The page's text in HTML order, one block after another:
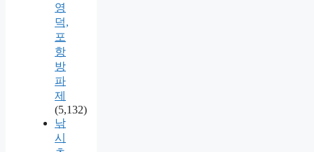
영
덕,
포
항
방
파
제
(5,132)
낚
시